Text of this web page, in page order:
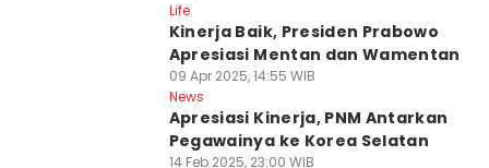
Life
Kinerja Baik, Presiden Prabowo
Apresiasi Mentan dan Wamentan
09 Apr 2025, 14:55 WIB
News
Apresiasi Kinerja, PNM Antarkan
Pegawainya ke Korea Selatan
14 Feb 2025, 23:00 WIB